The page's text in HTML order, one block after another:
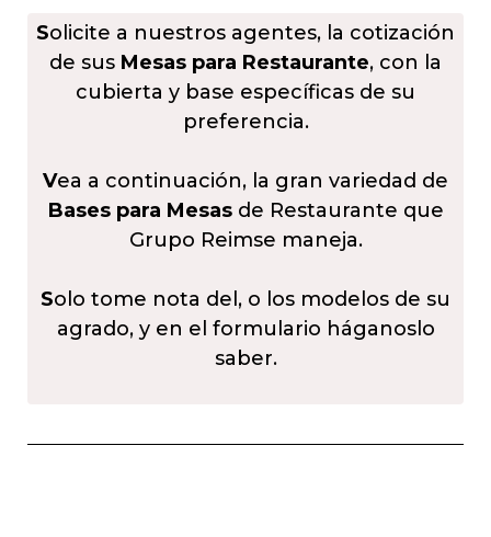
Solicite a nuestros agentes, la cotización
de sus Mesas para Restaurante, con la
cubierta y base específicas de su
preferencia.
Vea a continuación, la gran variedad de
Bases para Mesasde Restaurante que
Grupo Reimse maneja.
Solo tome nota del, o los modelos de su
agrado, y en el formulario háganoslo
saber.